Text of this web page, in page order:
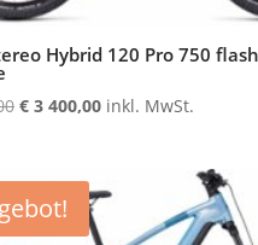
Hybrid 120 Pro 750
Ursprünglicher
€ 4
099,00
€3 400,00Aktueller
€ 3
inkl. MwSt.